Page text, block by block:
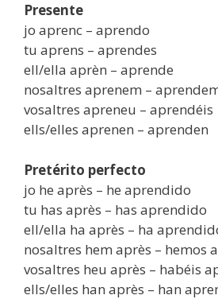
Presente
jo aprenc – aprendo
tu aprens – aprendes
ell/ella aprèn – aprende
nosaltres aprenem –
vosaltres apreneu – aprendéis
ells/elles aprenen – aprenden
Pretérito perfecto
jo he après – he aprendido
tu has après – has aprendido
ell/ella ha après – ha
nosaltres hem après – hemos
vosaltres heu après – habéis
ells/elles han après – han